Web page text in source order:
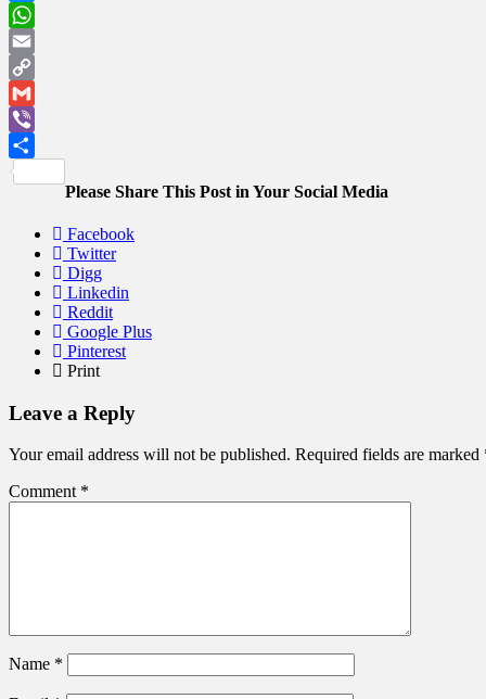
Messenger
WhatsApp
Email
Copy
Link
Gmail
Viber
Please Share This Post in Your Social Media
Facebook
Twitter
Digg
Linkedin
Reddit
Google Plus
Pinterest
Print
Leave a Reply
Your email address will not be published. Required fields are marked
Comment *
Name *